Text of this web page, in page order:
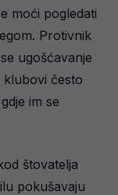
moći pogledati
Protivnik
ugošćavanje
klubovi često
im se
štovatelja
pokušavaju